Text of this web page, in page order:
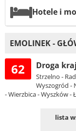
Hotele i
EMOLINEK -
62 Droga
Strzelno -
Wyszogród -
- Wierzbica - Wyszków -
lista